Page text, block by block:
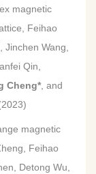
magnetic
Feihao
Wang,
Qin,
Cheng* , and
magnetic
Feihao
Detong Wu,